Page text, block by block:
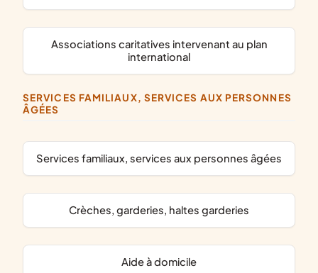
associations caritatives intervenant au plan
international
SERVICES FAMILIAUX, SERVICES AUX PERSONNES
ÂGÉES
services familiaux, services aux personnes âgées
crèches, garderies, haltes garderies
aide à domicile